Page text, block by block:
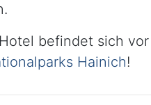
befindet sich
Hainich!